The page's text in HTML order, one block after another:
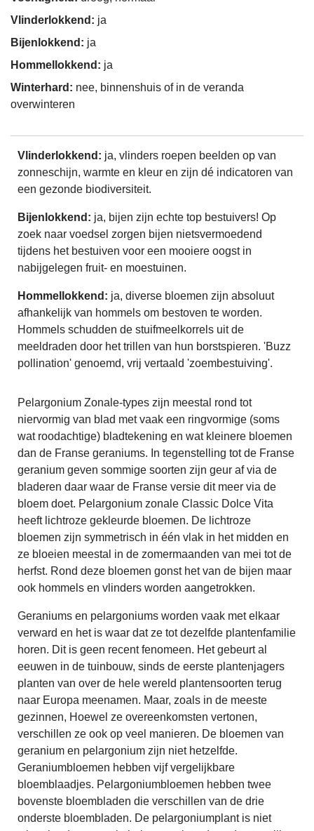
Vlinderlokkend: ja
Bijenlokkend: ja
Hommellokkend: ja
Winterhard: nee, binnenshuis of in de veranda
overwinteren
Vlinderlokkend: ja, vlinders roepen beelden op van
zonneschijn, warmte en kleur en zijn dé indicatoren van
een gezonde biodiversiteit.
Bijenlokkend: ja, bijen zijn echte top bestuivers! Op
zoek naar voedsel zorgen bijen nietsvermoedend
tijdens het bestuiven voor een mooiere oogst in
nabijgelegen fruit- en moestuinen.
Hommellokkend: ja, diverse bloemen zijn absoluut
afhankelijk van hommels om bestoven te worden.
Hommels schudden de stuifmeelkorrels uit de
meeldraden door het trillen van hun borstspieren. 'Buzz
pollination' genoemd, vrij vertaald 'zoembestuiving'.
Pelargonium Zonale-types zijn meestal rond tot
niervormig van blad met vaak een ringvormige (soms
wat roodachtige) bladtekening en wat kleinere bloemen
dan de Franse geraniums. In tegenstelling tot de Franse
geranium geven sommige soorten zijn geur af via de
bladeren daar waar de Franse versie dit meer via de
bloem doet. Pelargonium zonale Classic Dolce Vita
heeft lichtroze gekleurde bloemen. De lichtroze
bloemen zijn symmetrisch in één vlak in het midden en
ze bloeien meestal in de zomermaanden van mei tot de
herfst. Rond deze bloemen gonst het van de bijen maar
ook hommels en vlinders worden aangetrokken.
Geraniums en pelargoniums worden vaak met elkaar
verward en het is waar dat ze tot dezelfde plantenfamilie
horen. Dit is geen recent fenomeen. Het gebeurt al
eeuwen in de tuinbouw, sinds de eerste plantenjagers
planten van over de hele wereld plantensoorten terug
naar Europa meenamen. Maar, zoals in de meeste
gezinnen, Hoewel ze overeenkomsten vertonen,
verschillen ze ook op veel manieren. De bloemen van
geranium en pelargonium zijn niet hetzelfde.
Geraniumbloemen hebben vijf vergelijkbare
bloemblaadjes. Pelargoniumbloemen hebben twee
bovenste bloembladen die verschillen van de drie
onderste bloembladen. De pelargoniumplant is niet